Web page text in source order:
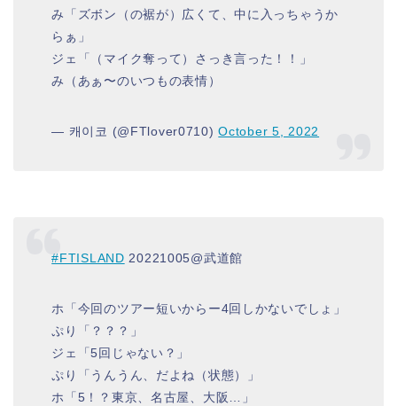
み「ズボン（の裾が）広くて、中に入っちゃうか
らぁ」
ジェ「（マイク奪って）さっき言った！！」
み（あぁ〜のいつもの表情）
— 캐이코 (@FTlover0710)October 5, 2022
#FTISLAND 20221005@武道館
ホ「今回のツアー短いからー4回しかないでしょ」
ぷり「？？？」
ジェ「5回じゃない？」
ぷり「うんうん、だよね（状態）」
ホ「5！？東京、名古屋、大阪…」